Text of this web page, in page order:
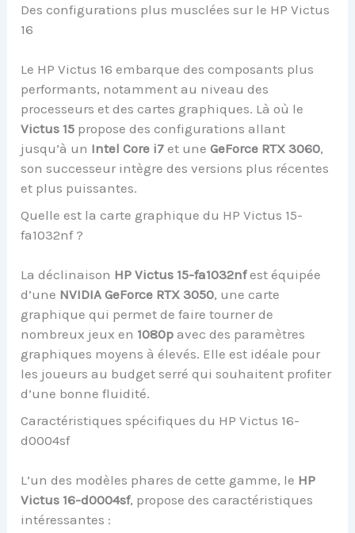
Des configurations plus musclées sur le HP Victus
16
Le HP Victus 16 embarque des composants plus
performants, notamment au niveau des
processeurs et des cartes graphiques. Là où le
Victus 15 propose des configurations allant
jusqu’à un Intel Core i7 et uneGeForce RTX 3060,
son successeur intègre des versions plus récentes
et plus puissantes.
Quelle est la carte graphique du HP Victus 15-
fa1032nf ?
La déclinaison HP Victus 15-fa1032nfest équipée
d’une NVIDIA GeForce RTX 3050, une carte
graphique qui permet de faire tourner de
nombreux jeux en 1080p avec des paramètres
graphiques moyens à élevés. Elle est idéale pour
les joueurs au budget serré qui souhaitent profiter
d’une bonne fluidité.
Caractéristiques spécifiques du HP Victus 16-
d0004sf
L’un des modèles phares de cette gamme, le HP
Victus 16-d0004sf, propose des caractéristiques
intéressantes :